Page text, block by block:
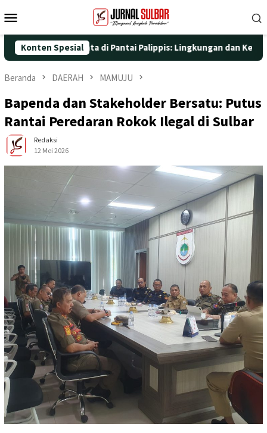
ke
Mobile
Konten Spesial
Aksi Nyata di Pantai Palippis: Lingkungan dan Kesehatan
Beranda DAERAH MAMUJU
Bapenda dan Stakeholder Bersatu: Putus
Rantai Peredaran Rokok Ilegal di Sulbar
Redaksi
12 Mei 2026